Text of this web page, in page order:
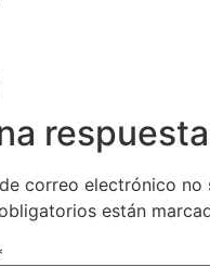
respuesta
correo electrónico no
están